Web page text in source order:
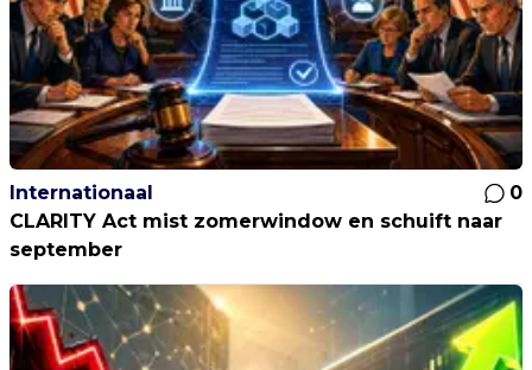
Internationaal
0
CLARITY Act mist zomerwindow en schuift naar
september